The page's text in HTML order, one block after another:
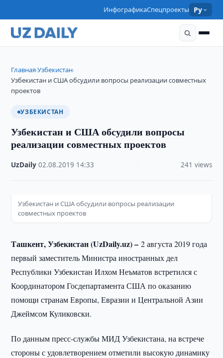
ИнфографикаСпецпроекты Ру
Главная›Узбекистан›
Узбекистан и США обсудили вопросы реализации совместных
проектов
УЗБЕКИСТАН
Узбекистан и США обсудили вопросы
реализации совместных проектов
UzDaily ·02.08.2019 14:33 241 views
Узбекистан и США обсудили вопросы реализации
совместных проектов
Ташкент, Узбекистан (UzDaily.uz) – 2 августа 2019 года
первый заместитель Министра иностранных дел
Республики Узбекистан Илхом Неъматов встретился с
Координатором Госдепартамента США по оказанию
помощи странам Европы, Евразии и Центральной Азии
Джеймсом Куликовски.
По данным пресс-службы МИД Узбекистана, на встрече
стороны с удовлетворением отметили высокую динамику